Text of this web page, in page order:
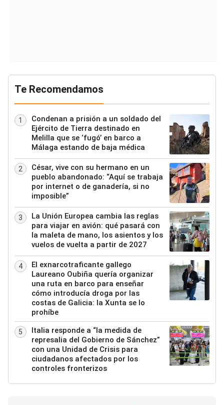
Te Recomendamos
1
Condenan a prisión a un soldado del
Ejército de Tierra destinado en
Melilla que se ‘fugó’ en barco a
Málaga estando de baja médica
2
César, vive con su hermano en un
pueblo abandonado: “Aquí se trabaja
por internet o de ganadería, si no
imposible”
3
La Unión Europea cambia las reglas
para viajar en avión: qué pasará con
la maleta de mano, los asientos y los
vuelos de vuelta a partir de 2027
4
El exnarcotraficante gallego
Laureano Oubiña quería organizar
una ruta en barco para enseñar
cómo introducía droga por las
costas de Galicia: la Xunta se lo
prohíbe
5
Italia responde a “la medida de
represalia del Gobierno de Sánchez”
con una Unidad de Crisis para
ciudadanos afectados por los
controles fronterizos